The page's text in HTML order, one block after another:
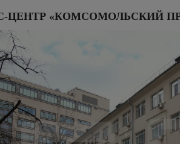
ЦЕНТР «КОМСОМОЛЬСКИЙ